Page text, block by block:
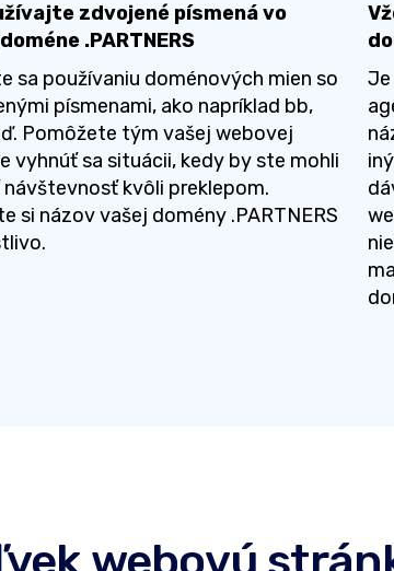
zdvojené písmená vo
.PARTNERS
sa používaniu doménových mien so
písmenami, ako napríklad bb,
Pomôžete tým vašej webovej
vyhnúť sa situácii, kedy by ste mohli
kvôli preklepom.
si názov vašej domény .PARTNERS
Je